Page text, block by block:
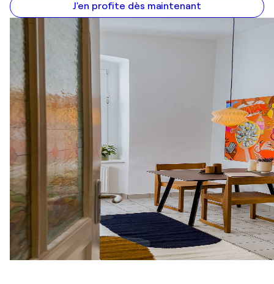
J'en profite dès maintenant